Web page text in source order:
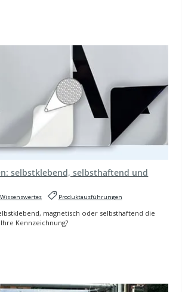
selbstklebend, selbsthaftend und
Wissenswertes Produktausführungen
magnetisch oder selbsthaftend die
Kennzeichnung?